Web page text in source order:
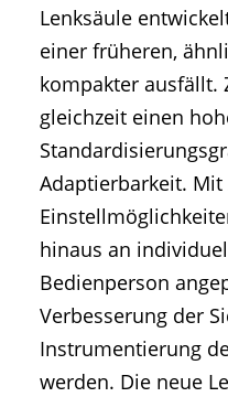
Lenksäule
einer früheren,
kompakter ausfällt.
gleichzeit einen
Adaptierbarkeit. Mit
hinaus an
Bedienperson
Verbesserung der
Instrumentierung
werden. Die neue